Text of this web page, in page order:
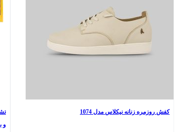
کفش روزمره زنانه نیکلاس مدل 1074
و